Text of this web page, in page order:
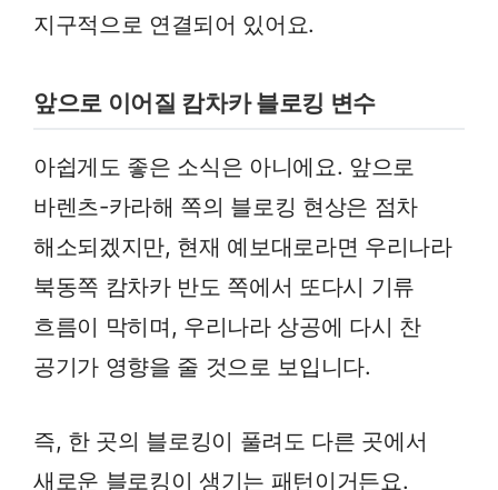
지구적으로 연결되어 있어요.
앞으로 이어질 캄차카 블로킹 변수
아쉽게도 좋은 소식은 아니에요. 앞으로
바렌츠-카라해 쪽의 블로킹 현상은 점차
해소되겠지만, 현재 예보대로라면 우리나라
북동쪽 캄차카 반도 쪽에서 또다시 기류
흐름이 막히며, 우리나라 상공에 다시 찬
공기가 영향을 줄 것으로 보입니다.
즉, 한 곳의 블로킹이 풀려도 다른 곳에서
새로운 블로킹이 생기는 패턴이거든요.